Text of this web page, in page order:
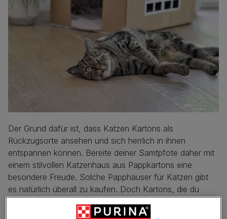
Der Grund dafür ist, dass Katzen Kartons als
Rückzugsorte ansehen und sich herrlich in ihnen
entspannen können. Bereite deiner Samtpfote daher mit
einem stilvollen Katzenhaus aus Pappkartons eine
besondere Freude. Solche Papphäuser für Katzen gibt
es natürlich überall zu kaufen. Doch Kartons, die du
nicht mehr brauchst, hast du bestimmt noch Zuhause
und kannst damit ein tolles Upcycling-Projekt umsetzen.